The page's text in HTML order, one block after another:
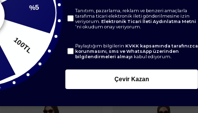
BENZER ÜRÜNLER
%5
100TL
Tanıtım, pazarlama, reklam ve benzeri amaçlarla
tarafıma ticari elektronik ileti gönderilmesine izin
veriyorum. Elektronik Ticari İleti Aydınlatma Metni
'ni okudum onay veriyorum.
Paylaştığım bilgilerin KVKK kapsamında tarafınızca
korunmasını, sms ve WhatsApp üzerinden
bilgilendirmeleri almayı kabul ediyorum.
Çevir Kazan